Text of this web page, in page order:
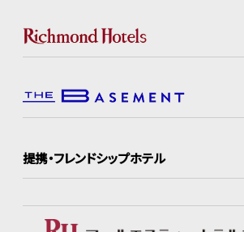
提携・フレンドシップホテル